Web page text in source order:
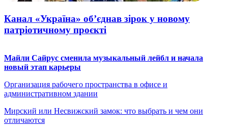
Канал «Україна» об’єднав зірок у новому
патріотичному проєкті
Майли Сайрус сменила музыкальный лейбл и начала
новый этап карьеры
Организация рабочего пространства в офисе и
административном здании
Мирский или Несвижский замок: что выбрать и чем они
отличаются